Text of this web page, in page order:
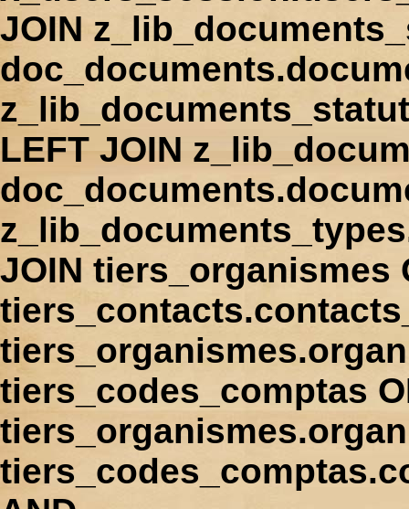
JOIN
LEFT JOIN
JOIN tiers_organismes
tiers_codes_comptas